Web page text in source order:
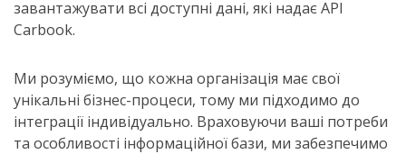
завантажувати всі доступні дані, які надає API
Carbook.
Ми розуміємо, що кожна організація має свої
унікальні бізнес-процеси, тому ми підходимо до
інтеграції індивідуально. Враховуючи ваші потреби
та особливості інформаційної бази, ми забезпечимо